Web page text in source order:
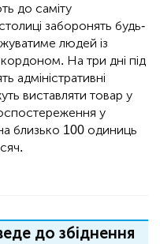
до саміту
заборонять будь-
людей із
На три дні під
адміністративні
виставляти товар у
у
близько 100 одиниць
до збіднення